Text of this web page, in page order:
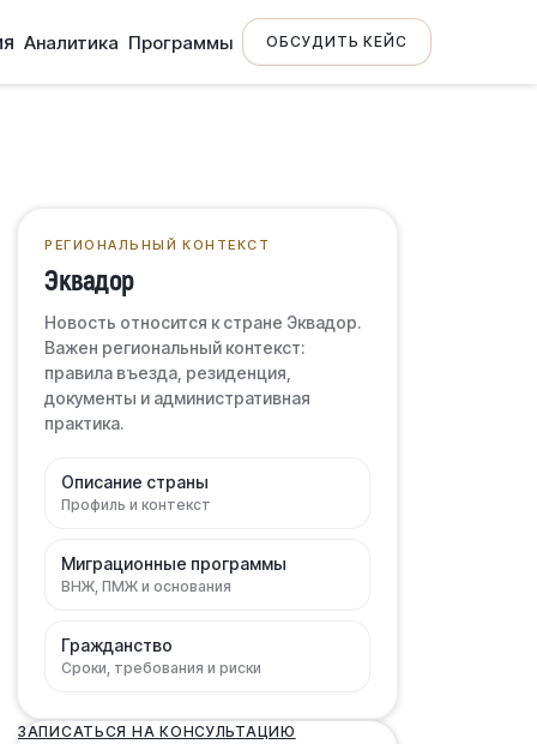
Аналитика Программы ОБСУДИТЬ КЕЙС
РЕГИОНАЛЬНЫЙ КОНТЕКСТ
Эквадор
Новость относится к стране Эквадор.
Важен региональный контекст:
правила въезда, резиденция,
документы и административная
практика.
Описание страны
Профиль и контекст
Миграционные программы
ВНЖ, ПМЖ и основания
Гражданство
Сроки, требования и риски
ЗАПИСАТЬСЯ НА КОНСУЛЬТАЦИЮ